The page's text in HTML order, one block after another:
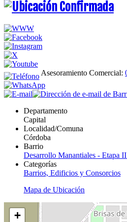
Asesoramiento Comercial:
Departamento
Capital
Localidad/Comuna
Córdoba
Barrio
Desarrollo Manantiales - Etapa
Categorías
Barrios, Edificios y Consorcios
Mapa de Ubicación
+